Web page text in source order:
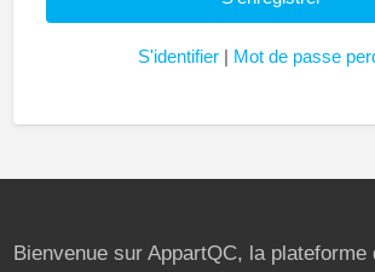
S'identifier| Mot de passe
Bienvenue sur AppartQC, la plateforme